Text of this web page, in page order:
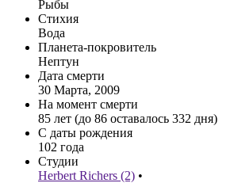
Рыбы
Стихия
Вода
Планета-покровитель
Нептун
Дата смерти
30 Марта, 2009
На момент смерти
85 лет (до 86 оставалось 332 дня)
С даты рождения
102 года
Студии
Herbert Richers (2) •